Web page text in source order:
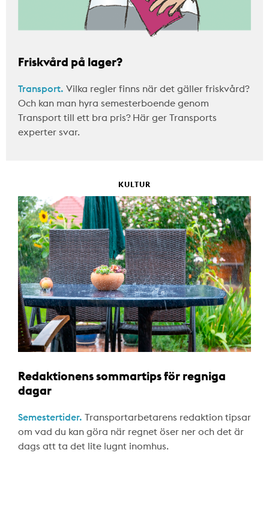
Friskvård på lager?
Transport. Vilka regler finns när det gäller friskvård?
Och kan man hyra semesterboende genom
Transport till ett bra pris? Här ger Transports
experter svar.
KULTUR
Redaktionens sommartips för regniga
dagar
Semestertider. Transportarbetarens redaktion tipsar
om vad du kan göra när regnet öser ner och det är
dags att ta det lite lugnt inomhus.